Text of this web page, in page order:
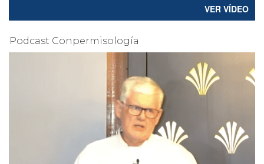
VER VÍDEO
Podcast Conpermisología